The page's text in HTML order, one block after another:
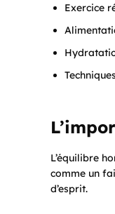
Exercice
L’équilibre
comme un
d’esprit.